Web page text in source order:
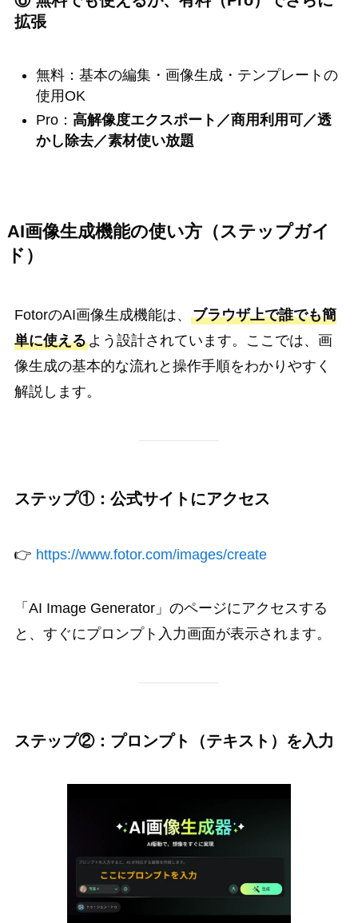
拡張
無料：基本の編集・画像生成・テンプレートの
使用OK
Pro： 高解像度エクスポート／商用利用可／透
かし除去／素材使い放題
AI画像生成機能の使い方（ステップガイ
ド）
FotorのAI画像生成機能は、 ブラウザ上で誰でも簡
単に使えるよう設計されています。ここでは、画
像生成の基本的な流れと操作手順をわかりやすく
解説します。
ステップ①：公式サイトにアクセス
👉 https://www.fotor.com/images/create
「AI Image Generator」のページにアクセスする
と、すぐにプロンプト入力画面が表示されます。
ステップ②：プロンプト（テキスト）を入力